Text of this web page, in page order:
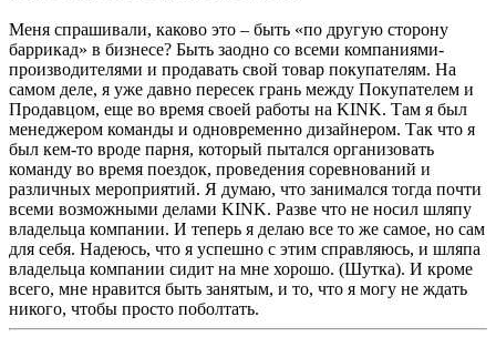
Меня спрашивали, каково это – быть «по другую сторону
баррикад» в бизнесе? Быть заодно со всеми компаниями-
производителями и продавать свой товар покупателям. На
самом деле, я уже давно пересек грань между Покупателем и
Продавцом, еще во время своей работы на KINK. Там я был
менеджером команды и одновременно дизайнером. Так что я
был кем-то вроде парня, который пытался организовать
команду во время поездок, проведения соревнований и
различных мероприятий. Я думаю, что занимался тогда почти
всеми возможными делами KINK. Разве что не носил шляпу
владельца компании. И теперь я делаю все то же самое, но сам
для себя. Надеюсь, что я успешно с этим справляюсь, и шляпа
владельца компании сидит на мне хорошо. (Шутка). И кроме
всего, мне нравится быть занятым, и то, что я могу не ждать
никого, чтобы просто поболтать.